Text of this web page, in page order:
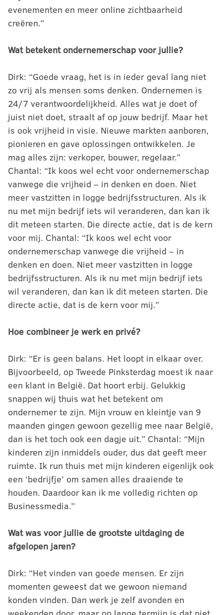
evenementen en meer online zichtbaarheid
creëren.”
Wat betekent ondernemerschap voor jullie?
Dirk: “Goede vraag, het is in ieder geval lang niet
zo vrij als mensen soms denken. Ondernemen is
24/7 verantwoordelijkheid. Alles wat je doet of
juist niet doet, straalt af op jouw bedrijf. Maar het
is ook vrijheid in visie. Nieuwe markten aanboren,
pionieren en gave oplossingen ontwikkelen. Je
mag alles zijn: verkoper, bouwer, regelaar.”
Chantal: “Ik koos wel echt voor ondernemerschap
vanwege die vrijheid – in denken en doen. Niet
meer vastzitten in logge bedrijfsstructuren. Als ik
nu met mijn bedrijf iets wil veranderen, dan kan ik
dit meteen starten. Die directe actie, dat is de kern
voor mij. Chantal: “Ik koos wel echt voor
ondernemerschap vanwege die vrijheid – in
denken en doen. Niet meer vastzitten in logge
bedrijfsstructuren. Als ik nu met mijn bedrijf iets
wil veranderen, dan kan ik dit meteen starten. Die
directe actie, dat is de kern voor mij.”
Hoe combineer je werk en privé?
Dirk: “Er is geen balans. Het loopt in elkaar over.
Bijvoorbeeld, op Tweede Pinksterdag moest ik naar
een klant in België. Dat hoort erbij. Gelukkig
snappen wij thuis wat het betekent om
ondernemer te zijn. Mijn vrouw en kleintje van 9
maanden gingen gewoon gezellig mee naar België,
dan is het toch ook een dagje uit.” Chantal: “Mijn
kinderen zijn inmiddels ouder, dus dat geeft meer
ruimte. Ik run thuis met mijn kinderen eigenlijk ook
een ‘bedrijfje’ om samen alles draaiende te
houden. Daardoor kan ik me volledig richten op
Businessmedia.”
Wat was voor jullie de grootste uitdaging de
afgelopen jaren?
Dirk: “Het vinden van goede mensen. Er zijn
momenten geweest dat we gewoon niemand
konden vinden. Dan werk je zelf avonden en